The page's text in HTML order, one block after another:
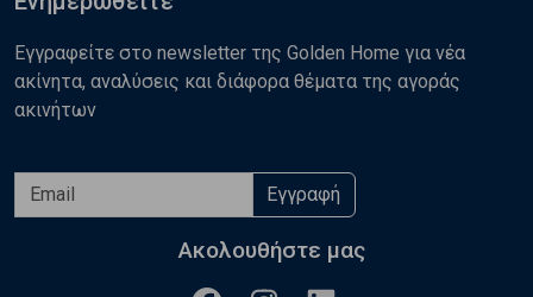
Εγγραφείτε στο newsletter της Golden Home για νέα
ακίνητα, αναλύσεις και διάφορα θέματα της αγοράς
ακινήτων
Εγγραφή
Ακολουθήστε μας